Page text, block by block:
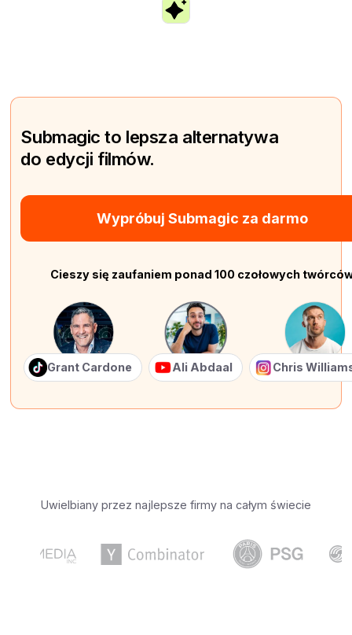
Submagic to lepsza alternatywa
do edycji filmów.
Wypróbuj Submagic za darmo
Cieszy się zaufaniem ponad 100 czołowych
Grant Cardone Ali Abdaal Chris
Uwielbiany przez najlepsze firmy na całym świecie